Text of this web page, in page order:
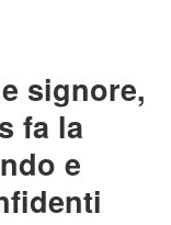
signore,
fa la
e